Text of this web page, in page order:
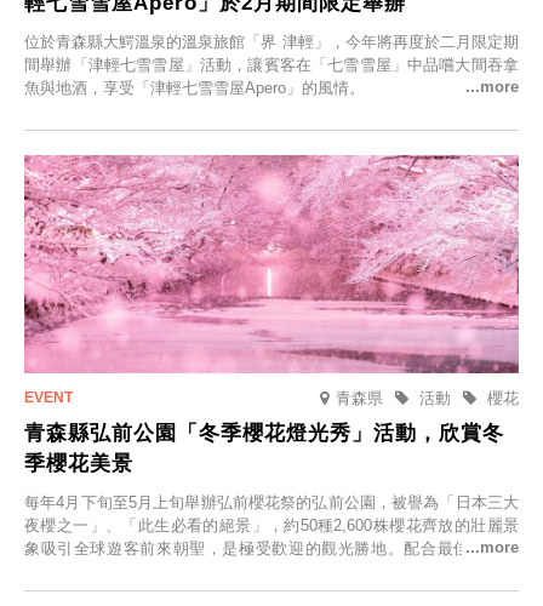
位於青森縣大鰐溫泉的溫泉旅館「界 津輕」，今年將再度於二月限定期
間舉辦「津輕七雪雪屋」活動，讓賓客在「七雪雪屋」中品嚐大間吞拿
魚與地酒，享受「津輕七雪雪屋Apero」的風情。
青森県 櫻花
活動
青森縣弘前公園「冬季櫻花燈光秀」活動，欣賞冬
季櫻花美景
每年4月下旬至5月上旬舉辦弘前櫻花祭的弘前公園，被譽為「日本三大
夜櫻之一」、「此生必看的絕景」，約50種2,600株櫻花齊放的壯麗景
象吸引全球遊客前來朝聖，是極受歡迎的觀光勝地。配合最佳觀雪時
「冬季櫻花燈光秀」。